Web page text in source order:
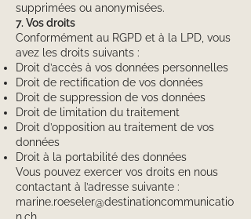
supprimées ou anonymisées.
7. Vos droits
Conformément au RGPD et à la LPD, vous
avez les droits suivants :
Droit d’accès à vos données personnelles
Droit de rectification de vos données
Droit de suppression de vos données
Droit de limitation du traitement
Droit d’opposition au traitement de vos
données
Droit à la portabilité des données
Vous pouvez exercer vos droits en nous
contactant à l’adresse suivante :
marine.roeseler@destinationcommunicatio